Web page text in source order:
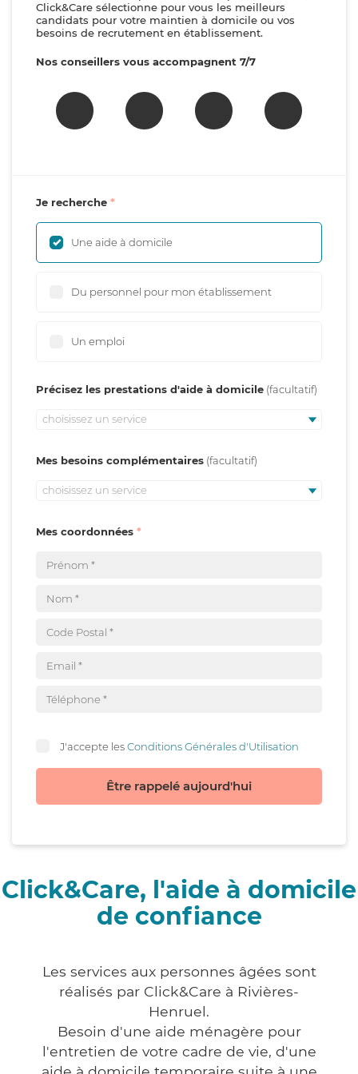
Click&Care sélectionne pour vous les meilleurs
candidats pour votre maintien à domicile ou vos
besoins de recrutement en établissement.
Nos conseillers vous accompagnent 7/7
Je recherche
Une aide à domicile
Du personnel pour mon établissement
Un emploi
Précisez les prestations d'aide à domicile
choisissez un service
Mes besoins complémentaires
choisissez un service
Mes coordonnées
J'accepte lesConditions Générales d'Utilisation
Être rappelé aujourd'hui
Click&Care, l'aide à domicile
de confiance
Les services aux personnes âgées sont
réalisés par Click&Care à Rivières-
Henruel.
Besoin d'une aide ménagère pour
l'entretien de votre cadre de vie, d'une